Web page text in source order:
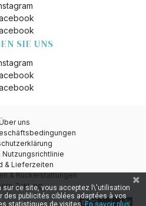
SIE UNS
uns
Nutzungsrichtlinie
& Lieferzeiten
& Rückerstattungen
Zahlung
sur ce site, vous acceptez l\'utilisation
des publicités ciblées adaptées à vos
statistiques de visites.En savoir plus.